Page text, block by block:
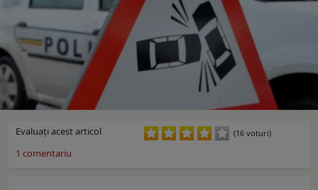
Evaluaţi acest articol (16 voturi)
1 comentariu